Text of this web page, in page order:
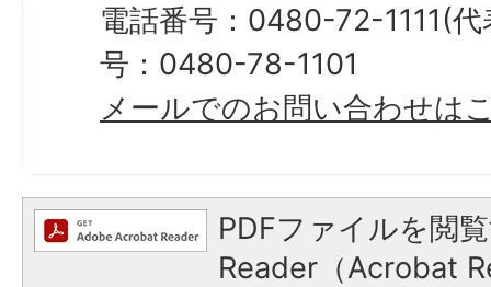
電話番号：0480-72-1111(
号：0480-78-1101
メールでのお問い合わせは
PDFファイルを閲
Reader（Acrobat